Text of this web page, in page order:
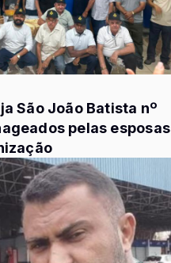
São João Batista nº
pelas esposas